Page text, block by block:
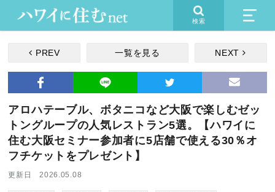
検索
PREV 一覧を見る NEXT
アロハテーブル、ボタニコなど大阪で楽しむゼッ
トングループの人気レストラン5選。【ハワイに
住む大阪セミナー参加者に5店舗で使える30％オ
フチケットをプレゼント】
更新日 2026.05.08